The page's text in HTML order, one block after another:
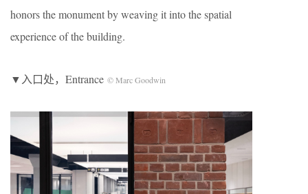
honors the monument by weaving it into the spatial
experience of the building.
▼入口处，Entrance © Marc Goodwin